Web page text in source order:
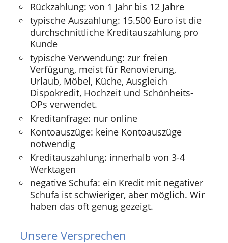
Rückzahlung: von 1 Jahr bis 12 Jahre
typische Auszahlung: 15.500 Euro ist die
durchschnittliche Kreditauszahlung pro
Kunde
typische Verwendung: zur freien
Verfügung, meist für Renovierung,
Urlaub, Möbel, Küche, Ausgleich
Dispokredit, Hochzeit und Schönheits-
OPs verwendet.
Kreditanfrage: nur online
Kontoauszüge: keine Kontoauszüge
notwendig
Kreditauszahlung: innerhalb von 3-4
Werktagen
negative Schufa: ein Kredit mit negativer
Schufa ist schwieriger, aber möglich. Wir
haben das oft genug gezeigt.
Unsere Versprechen